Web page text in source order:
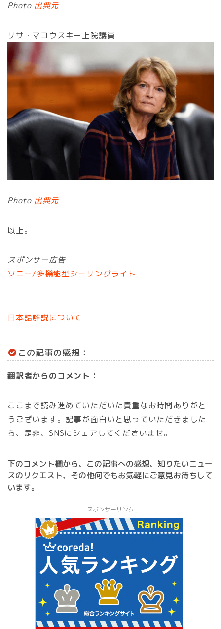
Photo 出典元
リサ・マコウスキー上院議員
Photo 出典元
以上。
スポンサー広告
ソニー/多機能型シーリングライト
日本語解説について
この記事の感想：
翻訳者からのコメント：
ここまで読み進めていただいた貴重なお時間ありがと
うございます。記事が面白いと思っていただきました
ら、是非、SNSにシェアしてくださいませ。
下のコメント欄から、この記事への感想、知りたいニュー
スのリクエスト、その他何でもお気軽にご意見お待ちして
います。
スポンサーリンク